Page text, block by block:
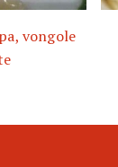
vongole